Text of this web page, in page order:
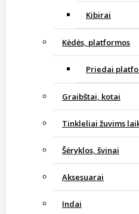
Kibirai
Kėdės, platformos
Priedai
Graibštai, kotai
Tinkleliai žuvims
Šėryklos, švinai
Aksesuarai
Indai